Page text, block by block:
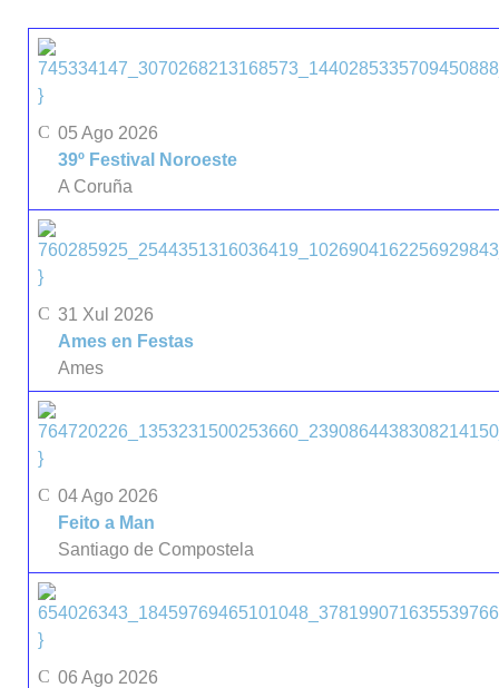
}
05 Ago 2026
39º Festival Noroeste
A Coruña
}
31 Xul 2026
Ames en Festas
Ames
}
04 Ago 2026
Feito a Man
Santiago de Compostela
}
06 Ago 2026